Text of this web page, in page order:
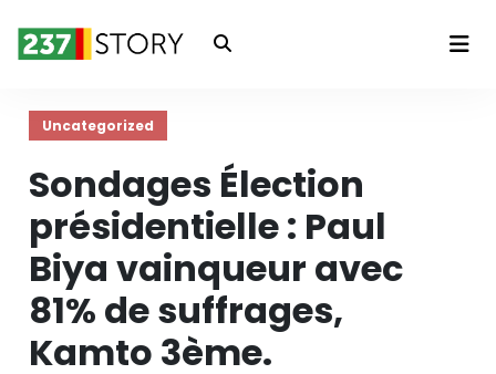
Connexion
Uncategorized
Sondages Élection
présidentielle : Paul
Biya vainqueur avec
81% de suffrages,
Kamto 3ème.